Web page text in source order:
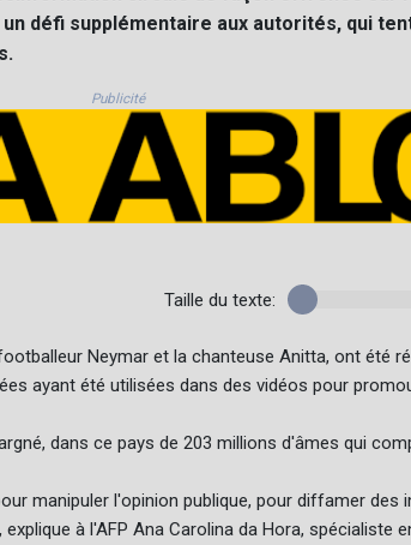
défi supplémentaire aux autorités, qui
Publicité
Taille du texte:
Neymar et la chanteuse Anitta, ont été
ayant été utilisées dans des vidéos pour
dans ce pays de 203 millions d'âmes qui
manipuler l'opinion publique, pour diffamer des
à l'AFP Ana Carolina da Hora, spécialiste